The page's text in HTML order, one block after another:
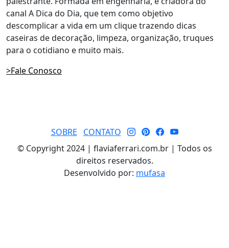
canal A Dica do Dia, que tem como objetivo
descomplicar a vida em um clique trazendo dicas
caseiras de decoração, limpeza, organização, truques
para o cotidiano e muito mais.
>Fale Conosco
SOBRE
CONTATO
© Copyright 2024 | flaviaferrari.com.br | Todos os
direitos reservados.
Desenvolvido por: mufasa